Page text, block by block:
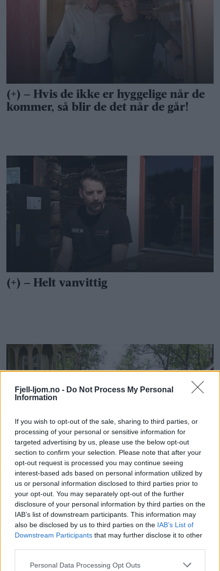
Fjell-ljom.no - Do Not Process My Personal
Information
If you wish to opt-out of the sale, sharing to third parties, or
processing of your personal or sensitive information for
targeted advertising by us, please use the below opt-out
section to confirm your selection. Please note that after your
opt-out request is processed you may continue seeing
interest-based ads based on personal information utilized by
us or personal information disclosed to third parties prior to
your opt-out. You may separately opt-out of the further
disclosure of your personal information by third parties on the
IAB’s list of downstream participants. This information may
also be disclosed by us to third parties on the IAB’s List of
Downstream Participants that may further disclose it to other
Personal Data Processing Opt Outs